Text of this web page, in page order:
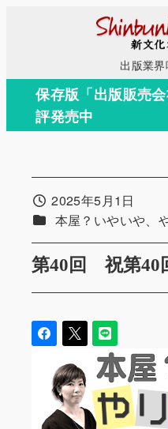
コ
テ
出版業
保存版「出版販売
評発売中
第40回 祝第40
投稿日2025年5月1日
カテゴリー
本屋？いやいや、